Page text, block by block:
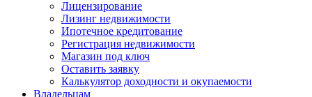
Лицензирование
Лизинг недвижимости
Ипотечное кредитование
Регистрация недвижимости
Магазин под ключ
Оставить заявку
Калькулятор доходности и окупаемости
Владельцам